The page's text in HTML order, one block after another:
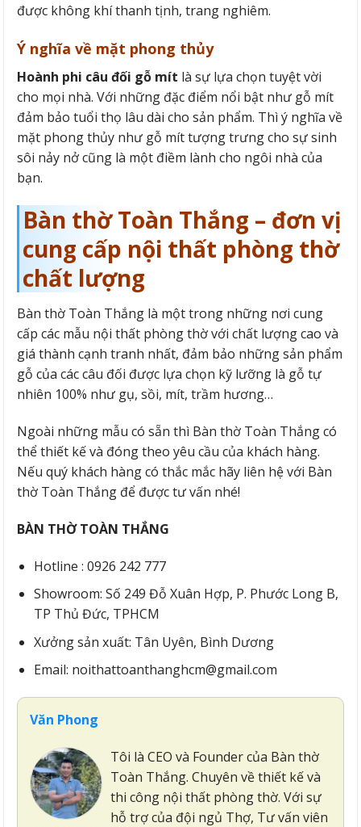
được không khí thanh tịnh, trang nghiêm.
Ý nghĩa về mặt phong thủy
Hoành phi câu đối gỗ mít là sự lựa chọn tuyệt vời
cho mọi nhà. Với những đặc điểm nổi bật như gỗ mít
đảm bảo tuổi thọ lâu dài cho sản phẩm. Thì ý nghĩa về
mặt phong thủy như gỗ mít tượng trưng cho sự sinh
sôi nảy nở cũng là một điềm lành cho ngôi nhà của
bạn.
Bàn thờ Toàn Thắng – đơn vị
cung cấp nội thất phòng thờ
chất lượng
Bàn thờ Toàn Thắng là một trong những nơi cung
cấp các mẫu nội thất phòng thờ với chất lượng cao và
giá thành cạnh tranh nhất, đảm bảo những sản phẩm
gỗ của các câu đối được lựa chọn kỹ lưỡng là gỗ tự
nhiên 100% như gụ, sồi, mít, trầm hương…
Ngoài những mẫu có sẵn thì Bàn thờ Toàn Thắng có
thể thiết kế và đóng theo yêu cầu của khách hàng.
Nếu quý khách hàng có thắc mắc hãy liên hệ với Bàn
thờ Toàn Thắng để được tư vấn nhé!
BÀN THỜ TOÀN THẮNG
Hotline : 0926 242 777
Showroom: Số 249 Đỗ Xuân Hợp, P. Phước Long B,
TP Thủ Đức, TPHCM
Xưởng sản xuất: Tân Uyên, Bình Dương
Email: noithattoanthanghcm@gmail.com
Văn Phong
Tôi là CEO và Founder của Bàn thờ
Toàn Thắng. Chuyên về thiết kế và
thi công nội thất phòng thờ. Với sự
hỗ trợ của đội ngủ Thợ, Tư vấn viên